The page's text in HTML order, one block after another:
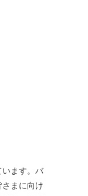
います。バ
まに向け